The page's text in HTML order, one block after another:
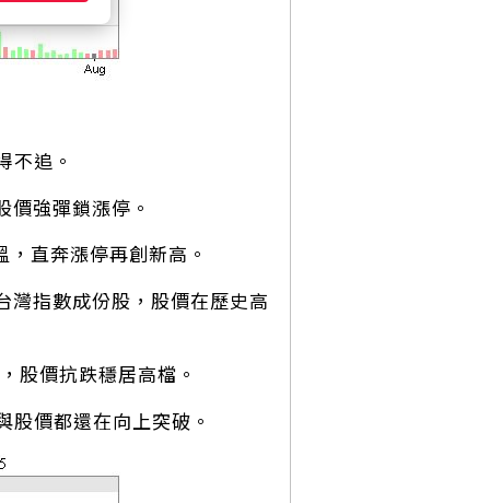
不追。
強彈鎖漲停。
直奔漲停再創新高。
灣指數成份股，股價在歷史高
股價抗跌穩居高檔。
價都還在向上突破。